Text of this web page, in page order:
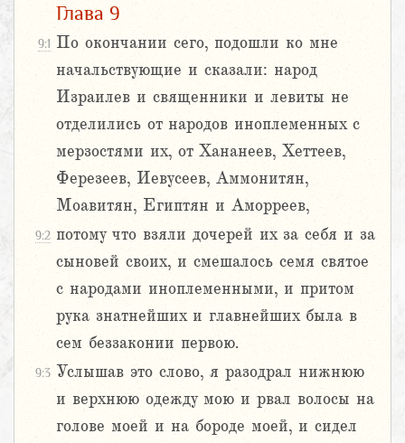
Глава 9
9:1 По окончании сего, подошли ко мне
начальствующие и сказали: народ
Израилев и священники и левиты не
отделились от народов иноплеменных с
мерзостями их, от Хананеев, Хеттеев,
Ферезеев, Иевусеев, Аммонитян,
Моавитян, Египтян и Аморреев,
9:2 потому что взяли дочерей их за себя и за
сыновей своих, и смешалось семя святое
с народами иноплеменными, и притом
рука знатнейших и главнейших была в
сем беззаконии первою.
9:3 Услышав это слово, я разодрал нижнюю
и верхнюю одежду мою и рвал волосы на
голове моей и на бороде моей, и сидел